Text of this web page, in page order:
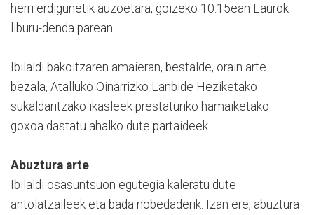
herri erdigunetik auzoetara, goizeko 10:15ean Laurok
liburu-denda parean.
Ibilaldi bakoitzaren amaieran, bestalde, orain arte
bezala, Atalluko Oinarrizko Lanbide Heziketako
sukaldaritzako ikasleek prestaturiko hamaiketako
goxoa dastatu ahalko dute partaideek.
Abuztura arte
Ibilaldi osasuntsuon egutegia kaleratu dute
antolatzaileek eta bada nobedaderik. Izan ere, abuztura